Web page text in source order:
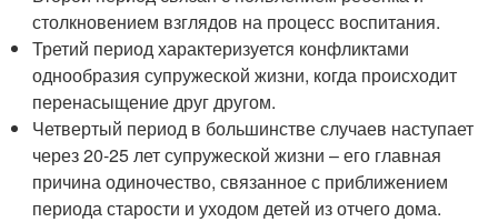
столкновением взглядов на процесс воспитания.
Третий период характеризуется конфликтами
однообразия супружеской жизни, когда происходит
перенасыщение друг другом.
Четвертый период в большинстве случаев наступает
через 20-25 лет супружеской жизни – его главная
причина одиночество, связанное с приближением
периода старости и уходом детей из отчего дома.